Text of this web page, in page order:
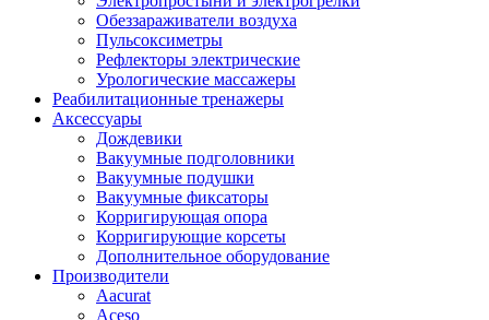
Обеззараживатели воздуха
Пульсоксиметры
Рефлекторы электрические
Урологические массажеры
Реабилитационные тренажеры
Аксессуары
Дождевики
Вакуумные подголовники
Вакуумные подушки
Вакуумные фиксаторы
Корригирующая опора
Корригирующие корсеты
Дополнительное оборудование
Производители
Aacurat
Aceso